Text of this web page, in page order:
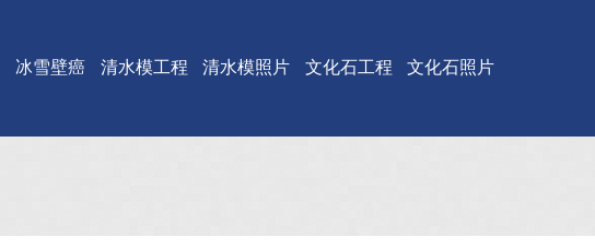
冰雪壁癌 清水模工程 清水模照片 文化石工程 文化石照片